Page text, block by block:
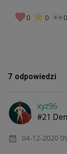
0 0 0
7 odpowiedzi
xyz96
#21
‎04-12-2020